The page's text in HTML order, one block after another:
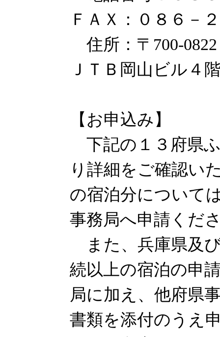
ＦＡＸ：０８６－
住所：〒700-
ＪＴＢ岡山ビル４
【お申込み】
下記の１３府県
り詳細をご確認い
の宿泊分について
事務局へ申請くだ
また、兵庫県及
続以上の宿泊の申
局に加え、他府県
書類を添付のうえ